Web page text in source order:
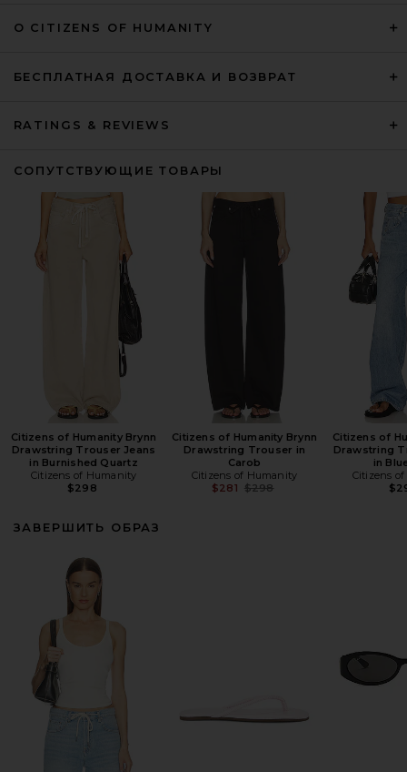
О CITIZENS OF HUMANITY
БЕСПЛАТНАЯ ДОСТАВКА И ВОЗВРАТ
RATINGS & REVIEWS
СОПУТСТВУЮЩИЕ ТОВАРЫ
Citizens of Humanity Brynn
Drawstring Trouser Jeans
in Burnished Quartz
Citizens of Humanity
$298
Citizens of Humanity Brynn
Drawstring Trouser in
Carob
Citizens of Humanity
$281 Previous price:
$298
Citizens of
Drawstring
in
Citizens
ЗАВЕРШИТЬ ОБРАЗ